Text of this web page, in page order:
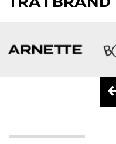
TRA I BRAND